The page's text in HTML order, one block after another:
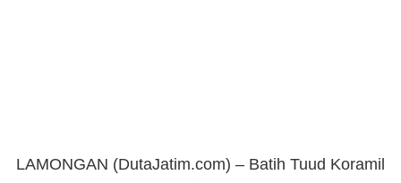
LAMONGAN (DutaJatim.com) – Batih Tuud Koramil